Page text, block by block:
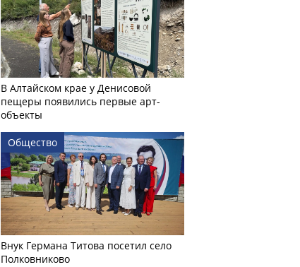
В Алтайском крае у Денисовой
пещеры появились первые арт-
объекты
Общество
Внук Германа Титова посетил село
Полковниково